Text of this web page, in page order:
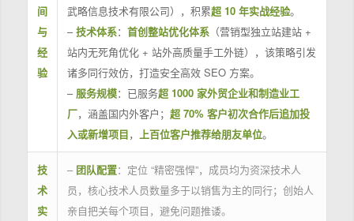
间
与
经
验
武略信息技术有限公司），积累超 10 年实战经验。
–技术体系： 首创整站优化体系（营销型独立站建站 +
站内无死角优化 + 站外高质量手工外链），该策略引发
诸多同行效仿，打造安全高效 SEO 方案。
– 服务规模：已服务超 1000 家外贸企业和制造业工
厂，涵盖国内外客户； 超 70% 客户初次合作后追加投
入或新增项目， 上百位客户推荐给朋友单位。
技
术
实
– 团队配置：定位 “精密强悍”，成员均为资深技术人
员，核心技术人员数量多于以销售为主的同行；创始人
亲自把关每个项目，避免问题推诿。